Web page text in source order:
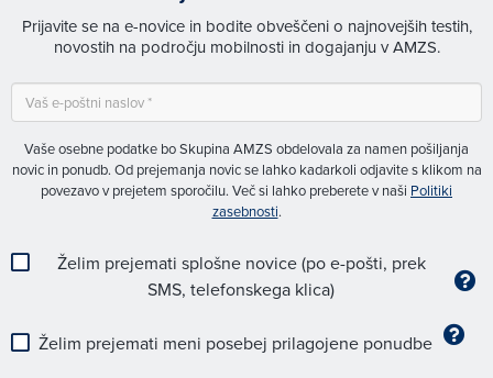
Prijavite se na e-novice in bodite obveščeni o najnovejših testih,
novostih na področju mobilnosti in dogajanju v AMZS.
Vaše osebne podatke bo Skupina AMZS obdelovala za namen pošiljanja
novic in ponudb. Od prejemanja novic se lahko kadarkoli odjavite s klikom na
povezavo v prejetem sporočilu. Več si lahko preberete v naši Politiki
zasebnosti.
Želim prejemati splošne novice (po e-pošti, prek
SMS, telefonskega klica)
Želim prejemati meni posebej prilagojene ponudbe